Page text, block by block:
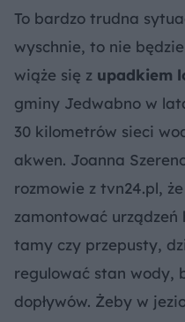
To bardzo trudna
wyschnie, to nie
wiąże się z upadkiem
gminy Jedwabno w
30 kilometrów sieci
akwen. Joanna
rozmowie z tvn24.pl,
zamontować
tamy czy przepusty,
regulować stan wody,
dopływów. Żeby w